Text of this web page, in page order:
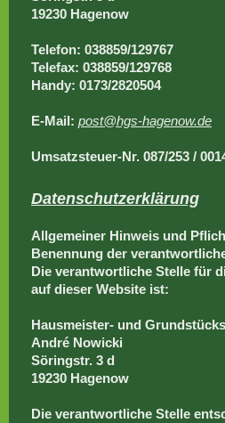
19230 Hagenow
Telefon: 038859/129767
Telefax: 038859/129768
Handy: 0173/2820504
E-Mail: post@hgs-hagenow.de
Umsatzsteuer-Nr. 087/253 /
Datenschutzerklärung
Allgemeiner Hinweis und
Benennung der
Die verantwortliche Stelle für
auf dieser Website ist:
Hausmeister- und
André Nowicki
Söringstr. 3 d
19230 Hagenow
Die verantwortliche Stelle